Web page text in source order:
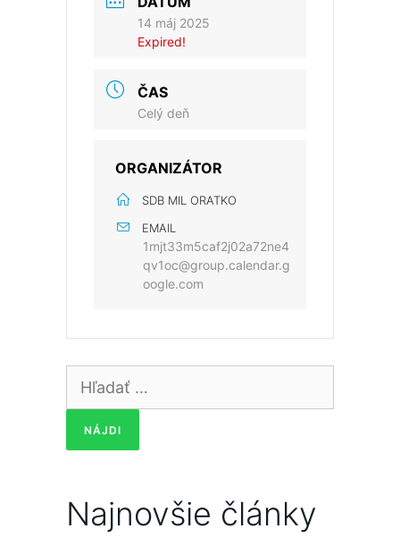
14 máj 2025
Expired!
ČAS
Celý deň
ORGANIZÁTOR
SDB MIL ORATKO
EMAIL
1mjt33m5caf2j02a72ne4
qv1oc@group.calendar.g
oogle.com
Hľadať:
Najnovšie články